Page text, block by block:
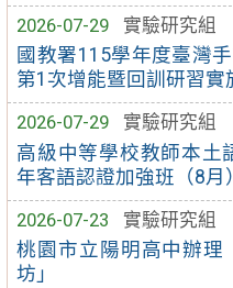
2026-07-29
實驗研究組
國教署115學年度臺灣
第1次增能暨回訓研習實
2026-07-29
實驗研究組
高級中等學校教師本土
年客語認證加強班（8月
2026-07-23
實驗研究組
桃園市立陽明高中辦理
坊」